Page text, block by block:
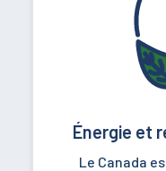
Énergie et
Le Canada